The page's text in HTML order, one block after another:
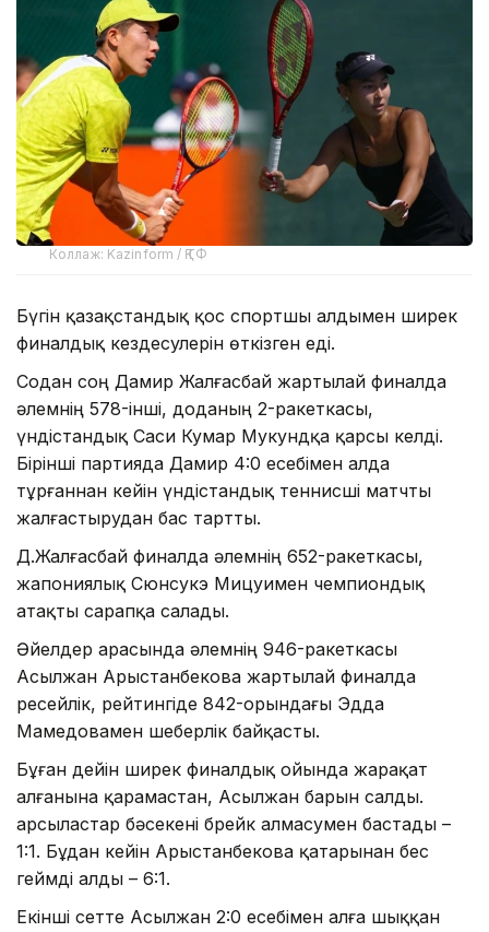
Коллаж: Kazinform / ҚТФ
Бүгін қазақстандық қос спортшы алдымен ширек
финалдық кездесулерін өткізген еді.
Содан соң Дамир Жалғасбай жартылай финалда
әлемнің 578-інші, доданың 2-ракеткасы,
үндістандық Саси Кумар Мукундқа қарсы келді.
Бірінші партияда Дамир 4:0 есебімен алда
тұрғаннан кейін үндістандық теннисші матчты
жалғастырудан бас тартты.
Д.Жалғасбай финалда әлемнің 652-ракеткасы,
жапониялық Сюнсукэ Мицуимен чемпиондық
атақты сарапқа салады.
Әйелдер арасында әлемнің 946-ракеткасы
Асылжан Арыстанбекова жартылай финалда
ресейлік, рейтингіде 842-орындағы Эдда
Мамедовамен шеберлік байқасты.
Бұған дейін ширек финалдық ойында жарақат
алғанына қарамастан, Асылжан барын салды.
Қарсыластар бәсекені брейк алмасумен бастады –
1:1. Бұдан кейін Арыстанбекова қатарынан бес
геймді алды – 6:1.
Екінші сетте Асылжан 2:0 есебімен алға шыққан